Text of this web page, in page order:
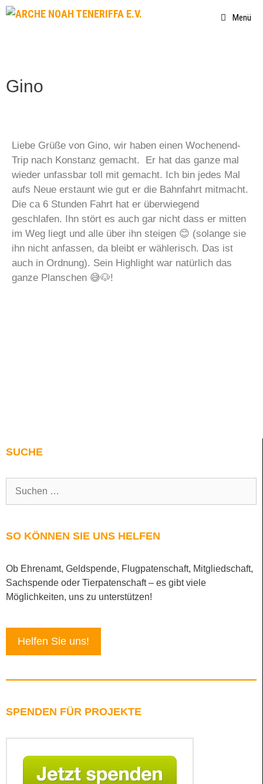
Menü
Gino
Liebe Grüße von Gino, wir haben einen Wochenend-
Trip nach Konstanz gemacht. Er hat das ganze mal
wieder unfassbar toll mit gemacht. Ich bin jedes Mal
aufs Neue erstaunt wie gut er die Bahnfahrt mitmacht.
Die ca 6 Stunden Fahrt hat er überwiegend
geschlafen. Ihn stört es auch gar nicht dass er mitten
im Weg liegt und alle über ihn steigen 😊 (solange sie
ihn nicht anfassen, da bleibt er wählerisch. Das ist
auch in Ordnung). Sein Highlight war natürlich das
ganze Planschen 😅🐶!
SUCHE
SO KÖNNEN SIE UNS HELFEN
Ob Ehrenamt, Geldspende, Flugpatenschaft, Mitgliedschaft,
Sachspende oder Tierpatenschaft – es gibt viele
Möglichkeiten, uns zu unterstützen!
Helfen Sie uns!
SPENDEN FÜR PROJEKTE